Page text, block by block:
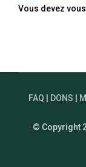
Vous devez
FAQ | DONS |
© Copyright